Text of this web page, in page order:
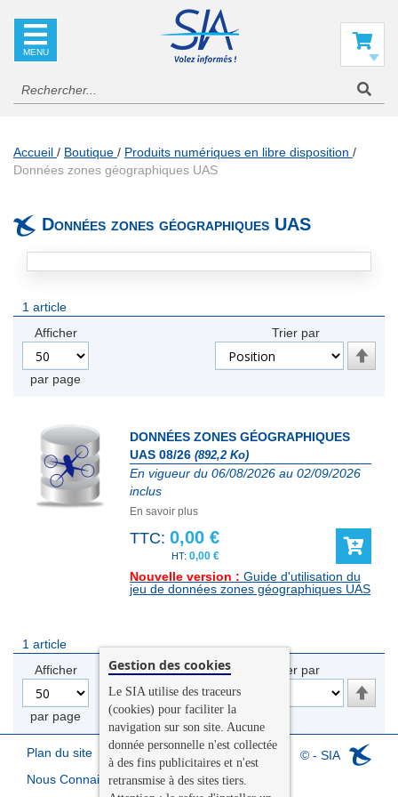
Accueil Boutique
Produits numériques en libre disposition
Données zones géographiques UAS
Données zones géographiques UAS
1 article
Afficher
par page
Trier par
Par
ordre
DONNÉES ZONES GÉOGRAPHIQUES
UAS 08/26 (892,2 Ko)
En vigueur du 06/08/2026 au 02/09/2026
inclus
En savoir plus
TTC: 0,00 €
0,00 €
Nouvelle version : Guide d'utilisation du
jeu de données zones géographiques UAS
1 article
Afficher
par page
Trier par
Par
ordre
© - SIA
Plan du site
Nous Connaitre
Gestion des cookies
Le SIA utilise des traceurs
(cookies) pour faciliter la
navigation sur son site. Aucune
donnée personnelle n'est collectée
à des fins publicitaires et n'est
retransmise à des sites tiers.